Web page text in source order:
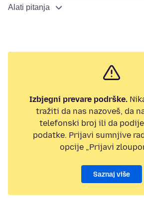
Alati pitanja
Izbjegni prevare podrške.
tražiti da nas nazoveš, da
telefonski broj ili da
podatke. Prijavi sumnjive
opcije „Prijavi
Saznaj više